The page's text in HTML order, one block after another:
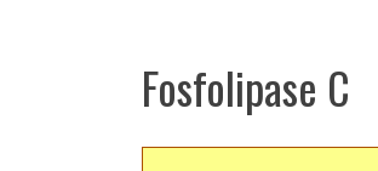
Fosfolipase C